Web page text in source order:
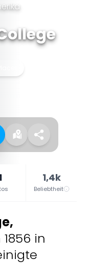
1,4k
Beliebtheit
,
in